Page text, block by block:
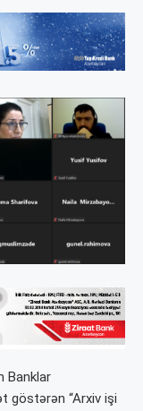
Banklar
göstərən “Arxiv işi